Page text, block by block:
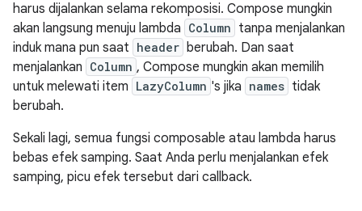
harus dijalankan selama rekomposisi. Compose mungkin
akan langsung menuju lambda Column tanpa menjalankan
induk mana pun saat header berubah. Dan saat
menjalankan Column , Compose mungkin akan memilih
untuk melewati item LazyColumn 's jika names tidak
berubah.
Sekali lagi, semua fungsi composable atau lambda harus
bebas efek samping. Saat Anda perlu menjalankan efek
samping, picu efek tersebut dari callback.